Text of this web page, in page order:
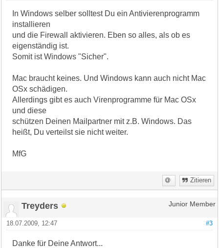
In Windows selber solltest Du ein Antivierenprogramm
installieren
und die Firewall aktivieren. Eben so alles, als ob es
eigenständig ist.
Somit ist Windows "Sicher".
Mac braucht keines. Und Windows kann auch nicht Mac
OSx schädigen.
Allerdings gibt es auch Virenprogramme für Mac OSx
und diese
schützen Deinen Mailpartner mit z.B. Windows. Das
heißt, Du verteilst sie nicht weiter.
MfG
Zitieren
Treyders Junior Member
#3
18.07.2009, 12:47
Danke für Deine Antwort...